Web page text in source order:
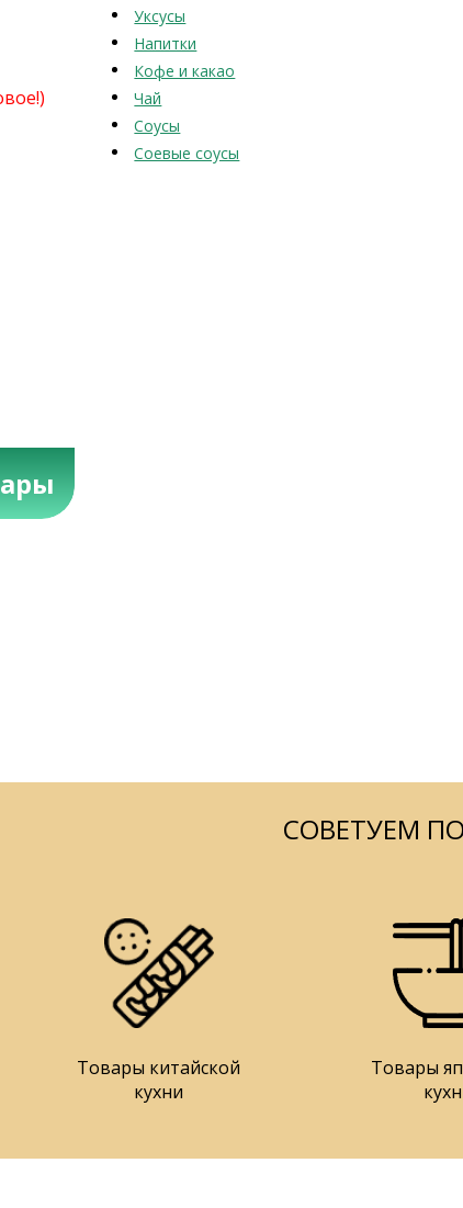
Уксусы
Напитки
Кофе и какао
Чай
Соусы
Соевые соусы
СОВЕТУЕМ
Товары китайской
кухни
Товары